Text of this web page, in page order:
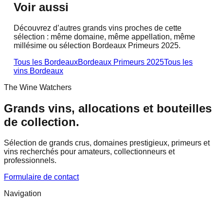
Voir aussi
Découvrez d’autres grands vins proches de cette
sélection : même domaine, même appellation, même
millésime ou sélection Bordeaux Primeurs 2025.
Tous les BordeauxBordeaux Primeurs 2025Tous les
vins Bordeaux
The Wine Watchers
Grands vins, allocations et bouteilles
de collection.
Sélection de grands crus, domaines prestigieux, primeurs et
vins recherchés pour amateurs, collectionneurs et
professionnels.
Formulaire de contact
Navigation